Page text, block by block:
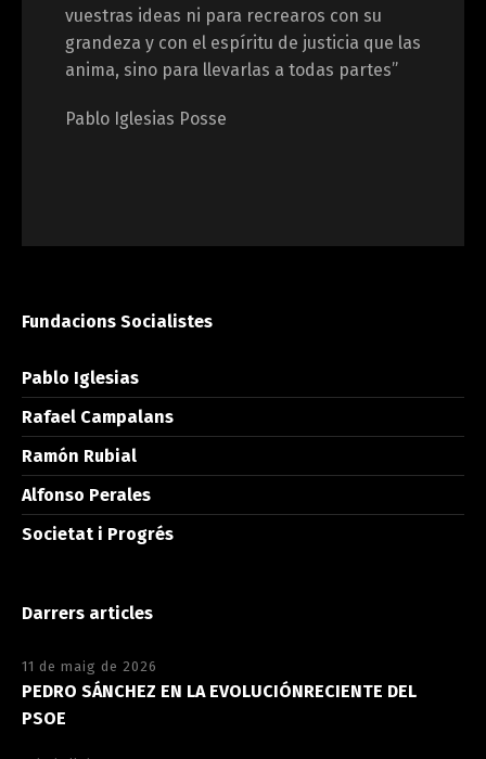
vuestras ideas ni para recrearos con su
grandeza y con el espíritu de justicia que las
anima, sino para llevarlas a todas partes”
Pablo Iglesias Posse
Fundacions Socialistes
Pablo Iglesias
Rafael Campalans
Ramón Rubial
Alfonso Perales
Societat i Progrés
Darrers articles
11 de maig de 2026
PEDRO SÁNCHEZ EN LA EVOLUCIÓNRECIENTE DEL
PSOE